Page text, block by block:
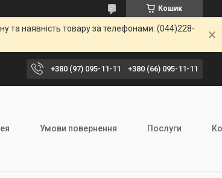
Кошик
та наявність товару за телефонами: (044)228-
+380 (97) 095-11-11 +380 (66) 095-11-11
Умови повернення Послуги